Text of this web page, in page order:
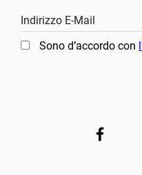
Indirizzo E-Mail
Sono d’accordo con